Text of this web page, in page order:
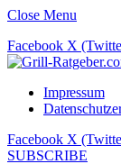
Close Menu
Facebook X
Impressum
Facebook X
SUBSCRIBE